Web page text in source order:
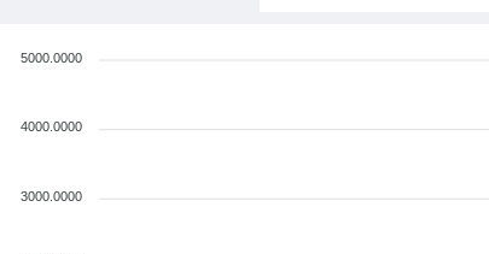
5000.0000
4000.0000
3000.0000